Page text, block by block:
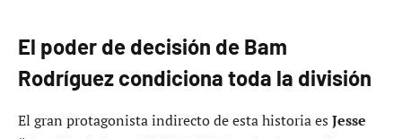
El poder de decisión de Bam
Rodríguez condiciona toda la división
El gran protagonista indirecto de esta historia es Jesse